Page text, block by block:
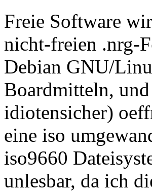
Freie Software
nicht-freien .nrg-
Debian GNU/
Boardmitteln,
idiotensicher)
eine iso
iso9660
unlesbar, da ich